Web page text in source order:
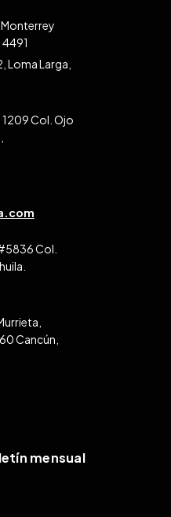
Loma Larga,
1209 Col. Ojo
Col.
Cancún,
mensual